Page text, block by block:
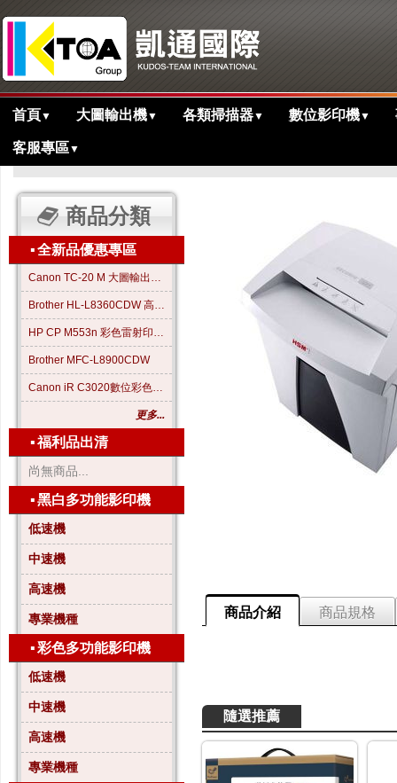
首頁▼ 大圖輸出機▼ 各類掃描器▼ 數位影印機▼
客服專區▼
主目錄
商品分類
▪全新品優惠專區
Canon TC-20 M 大圖輸出繪圖機
Brother HL-L8360CDW 高效彩色雷射印表機
HP CP M553n 彩色雷射印表機
Brother MFC-L8900CDW
Canon iR C3020數位彩色影印機
更多...
▪福利品出清
尚無商品...
▪黑白多功能影印機
低速機
中速機
高速機
專業機種
▪彩色多功能影印機
低速機
中速機
高速機
專業機種
商品介紹 商品規格
隨選推薦